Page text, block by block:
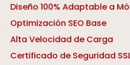
Diseño 100% Adaptable a
Optimización SEO Base
Alta Velocidad de Carga
Certificado de Seguridad